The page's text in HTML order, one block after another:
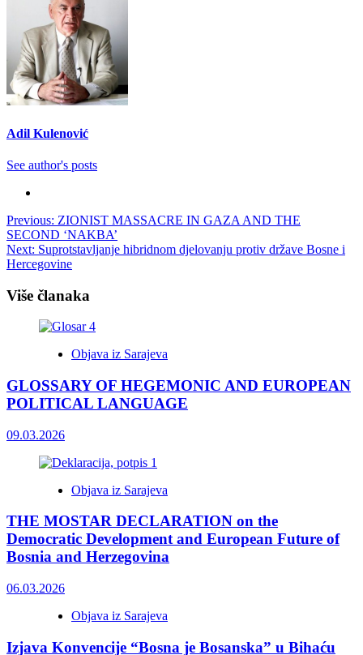
Adil Kulenović
See author's posts
Post
navigation
Previous: ZIONIST MASSACRE IN GAZA AND THE
SECOND ‘NAKBA’
Next: Suprotstavljanje hibridnom djelovanju protiv države Bosne i
Hercegovine
Više članaka
Objava iz Sarajeva
GLOSSARY OF HEGEMONIC AND EUROPEAN
POLITICAL LANGUAGE
09.03.2026
Objava iz Sarajeva
THE MOSTAR DECLARATION on the
Democratic Development and European Future of
Bosnia and Herzegovina
06.03.2026
Objava iz Sarajeva
Izjava Konvencije “Bosna je Bosanska” u Bihaću